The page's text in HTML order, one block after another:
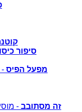
סיפור
מפעל הפיס -
זה מסתובב -